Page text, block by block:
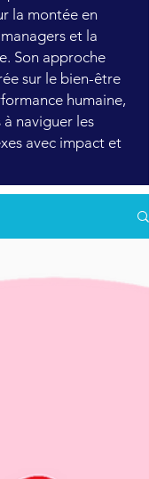
la montée en
et la
Son approche
sur le bien-être
humaine,
naviguer les
avec impact et